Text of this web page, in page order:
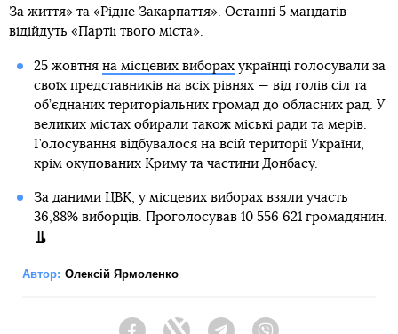
За життя» та «Рідне Закарпаття». Останні 5 мандатів
відійдуть «Партії твого міста».
25 жовтня на місцевих виборахукраїнці голосували за
своїх представників на всіх рівнях — від голів сіл та
об’єднаних територіальних громад до обласних рад. У
великих містах обирали також міські ради та мерів.
Голосування відбувалося на всій території України,
крім окупованих Криму та частини Донбасу.
За даними ЦВК, у місцевих виборах взяли участь
36,88% виборців. Проголосував 10 556 621 громадянин.
Автор: Олексій Ярмоленко